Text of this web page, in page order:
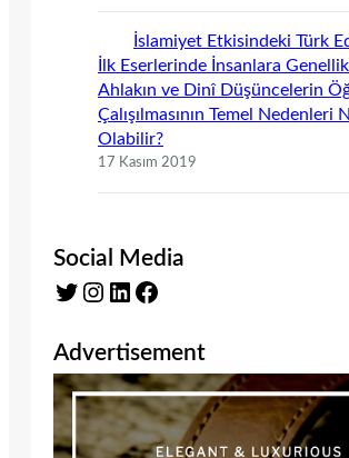
İslamiyet Etkisindeki Türk
İlk Eserlerinde İnsanlara
Ahlakın ve Dinî Düşüncelerin
Çalışılmasının Temel Nedenleri
Olabilir?
17 Kasım 2019
Social Media
Twitter Instagram LinkedIn Facebook
Advertisement